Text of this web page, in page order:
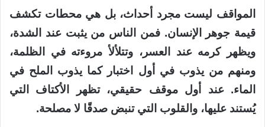
المواقف ليست مجرد أحداث، بل هي محطات تكشف
قيمة جوهر الإنسان. فمن الناس من يثبت عند الشدة،
ويظهر كرمه عند العسر، وتتلألأ مروءته في الظلمة،
ومنهم من يذوب في أول اختبار كما يذوب الملح في
الماء. عند أول موقف حقيقي، تظهر الأكتاف التي
يُستند عليها، والقلوب التي تنبض صدقًا لا مصلحة.